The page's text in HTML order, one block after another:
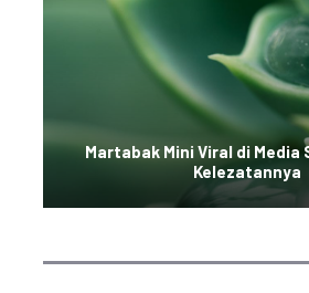
Martabak Mini Viral di Media
Kelezatannya